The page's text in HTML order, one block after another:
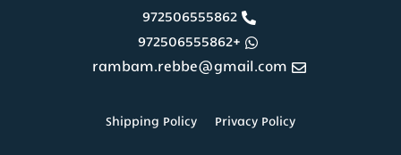
972506555862
+972506555862
rambam.rebbe@gmail.com
Privacy Policy
Shipping Policy